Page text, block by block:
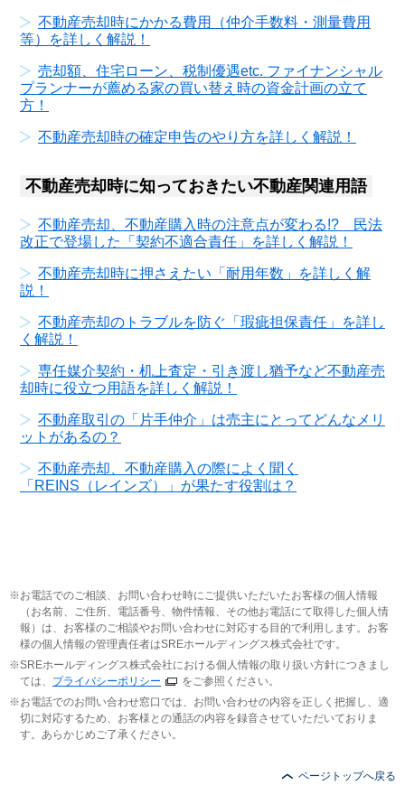
不動産売却時にかかる費用（仲介手数料・測量費用
等）を詳しく解説！
売却額、住宅ローン、税制優遇etc. ファイナンシャル
プランナーが薦める家の買い替え時の資金計画の立て
方！
不動産売却時の確定申告のやり方を詳しく解説！
不動産売却時に知っておきたい不動産関連用語
不動産売却、不動産購入時の注意点が変わる!? 民法
改正で登場した「契約不適合責任」を詳しく解説！
不動産売却時に押さえたい「耐用年数」を詳しく解
説！
不動産売却のトラブルを防ぐ「瑕疵担保責任」を詳し
く解説！
専任媒介契約・机上査定・引き渡し猶予など不動産売
却時に役立つ用語を詳しく解説！
不動産取引の「片手仲介」は売主にとってどんなメリ
ットがあるの？
不動産売却、不動産購入の際によく聞く
「REINS（レインズ）」が果たす役割は？
お電話でのご相談、お問い合わせ時にご提供いただいたお客様の個人情報
（お名前、ご住所、電話番号、物件情報、その他お電話にて取得した個人情
報）は、お客様のご相談やお問い合わせに対応する目的で利用します。お客
様の個人情報の管理責任者はSREホールディングス株式会社です。
SREホールディングス株式会社における個人情報の取り扱い方針につきまし
ては、 プライバシーポリシー
をご参照ください。
お電話でのお問い合わせ窓口では、お問い合わせの内容を正しく把握し、適
切に対応するため、お客様との通話の内容を録音させていただいておりま
す。あらかじめご了承ください。
ページトップへ戻る